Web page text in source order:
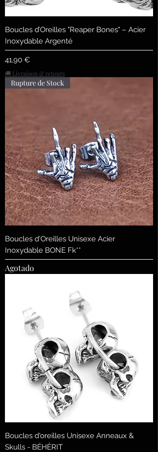
Boucles d’Oreilles "Reaper Bones" – Acier
Inoxydable Argenté
Precio
41,90 €
🚚 Livraison & retours
Rupture de Stock
Boucles d'Oreilles Unisexe Acier
Inoxydable BONE Fk**
Agotado
Boucles d'oreilles Unisexe Anneaux &
Skulls - BÉHÉRIT